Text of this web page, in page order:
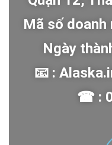
Mã số
Ngày
📧 :
☎ :